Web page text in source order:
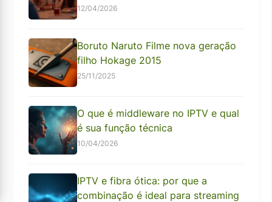
12/04/2026
Boruto Naruto Filme nova geração
filho Hokage 2015
25/11/2025
O que é middleware no IPTV e qual
é sua função técnica
10/04/2026
IPTV e fibra ótica: por que a
combinação é ideal para streaming